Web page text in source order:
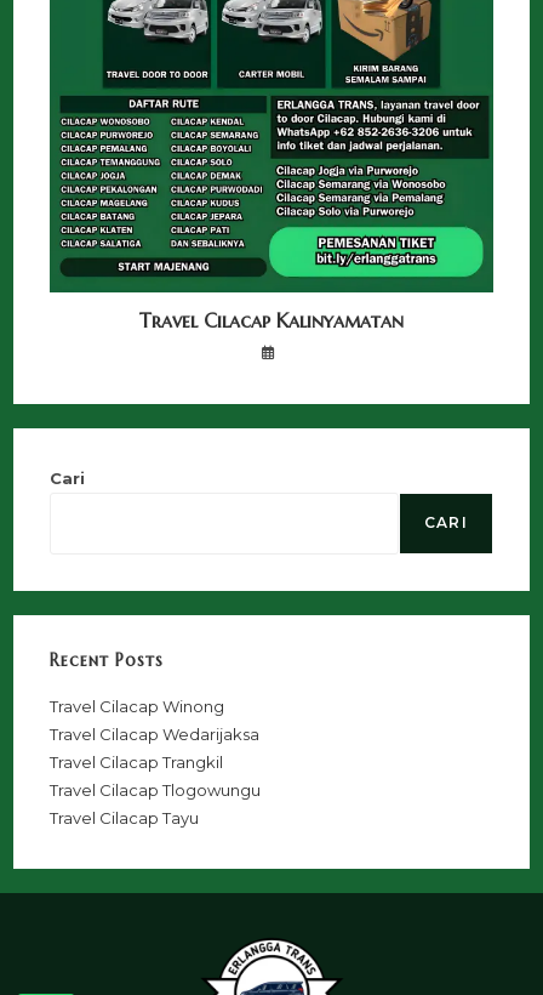
Travel Cilacap Kalinyamatan
Cari
CARI
Recent Posts
Travel Cilacap Winong
Travel Cilacap Wedarijaksa
Travel Cilacap Trangkil
Travel Cilacap Tlogowungu
Travel Cilacap Tayu